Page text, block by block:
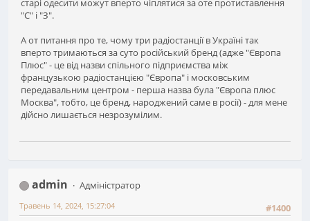
старі одесити можут вперто чіплятися за оте протиставлення
"С" і "З".
А от питання про те, чому три радіостанції в Україні так
вперто тримаються за суто російський бренд (адже "Європа
Плюс" - це від назви спільного підприємства між
французькою радіостанцією "Європа" і московським
передавальним центром - перша назва була "Європа плюс
Москва", тобто, це бренд, народжений саме в росії) - для мене
дійсно лишається незрозумілим.
admin
Адміністратор
#1400
Травень 14, 2024, 15:27:04